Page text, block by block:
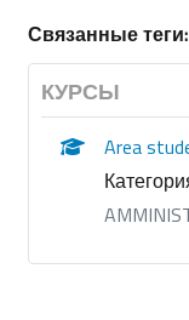
Связанные теги:
КУРСЫ
Area